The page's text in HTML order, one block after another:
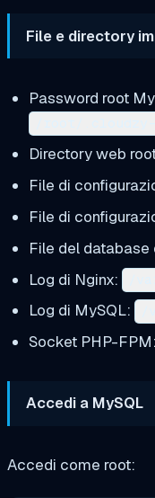
File e directory
Password root
Directory web
File di
File di
File del database
Log di Nginx:
Log di MySQL:
Socket PHP-FPM:
Accedi a MySQL
Accedi come root: